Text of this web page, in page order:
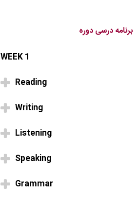
برنامه درسی دوره
WEEK 1
Reading
Writing
Listening
Speaking
Grammar